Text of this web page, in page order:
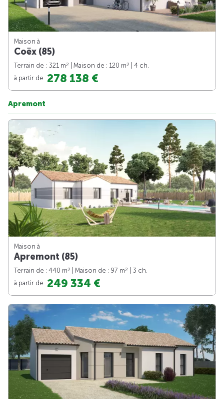
Maison à
Coëx (85)
Terrain de : 321 m2 | Maison de : 120 m2
| 4 ch.
à partir de 278 138 €
Apremont
Maison à
Apremont (85)
Terrain de : 440 m2 | Maison de : 97 m2
| 3 ch.
à partir de 249 334 €